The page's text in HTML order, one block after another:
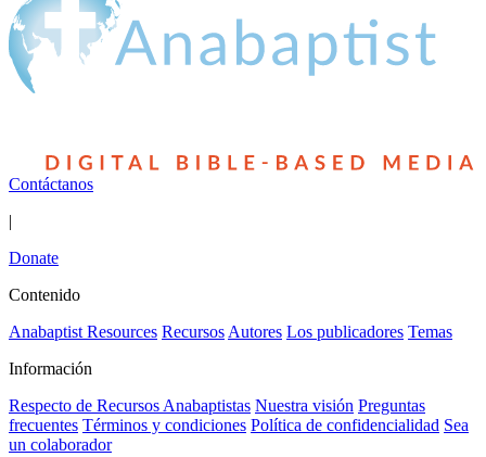
Contáctanos
|
Donate
Contenido
Anabaptist Resources Recursos Autores Los publicadores Temas
Información
Respecto de Recursos Anabaptistas Nuestra visión Preguntas
frecuentes Términos y condiciones Política de confidencialidad Sea
un colaborador